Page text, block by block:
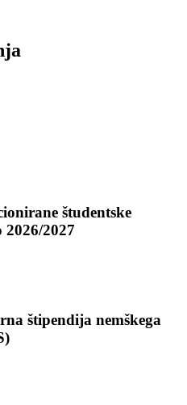
študentske
2026/2027
štipendija nemškega